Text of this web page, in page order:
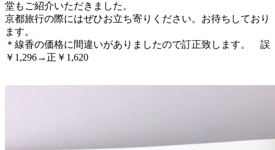
堂もご紹介いただきました。
京都旅行の際にはぜひお立ち寄りください。お待ちしており
ます。
＊線香の価格に間違いがありましたので訂正致します。 誤
￥1,296→正￥1,620